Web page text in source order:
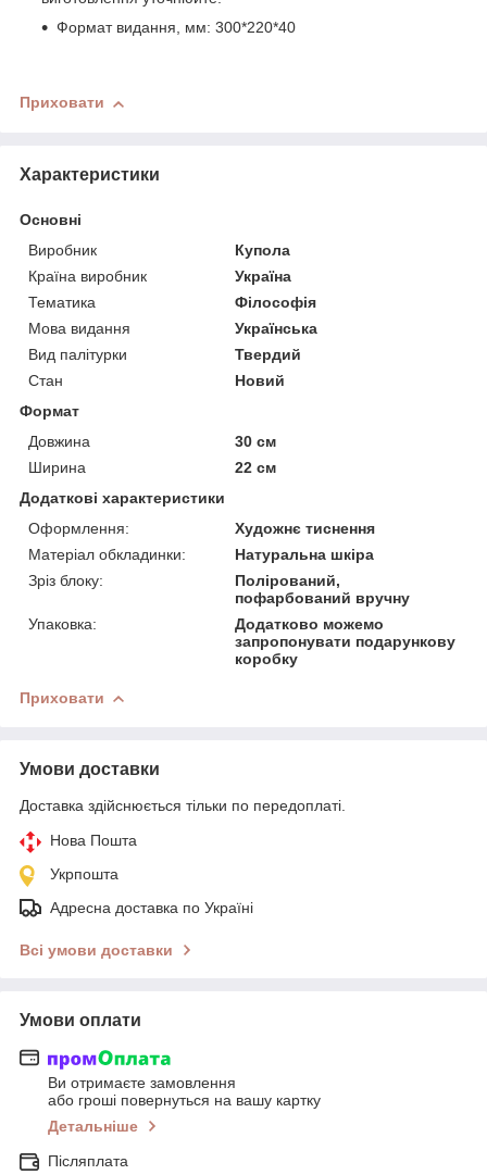
Формат видання, мм: 300*220*40
Приховати
Характеристики
Основні
Виробник
Купола
Країна виробник
Україна
Тематика
Філософія
Мова видання
Українська
Вид палітурки
Твердий
Стан
Новий
Формат
Довжина
30 см
Ширина
22 см
Додаткові характеристики
Оформлення:
Художнє тиснення
Матеріал обкладинки:
Натуральна шкіра
Зріз блоку:
Полірований,
пофарбований вручну
Упаковка:
Додатково можемо
запропонувати подарункову
коробку
Приховати
Умови доставки
Доставка здійснюється тільки по передоплаті.
Нова Пошта
Укрпошта
Адресна доставка по Україні
Всі умови доставки
Умови оплати
Ви отримаєте замовлення
або гроші повернуться на вашу картку
Детальніше
Післяплата